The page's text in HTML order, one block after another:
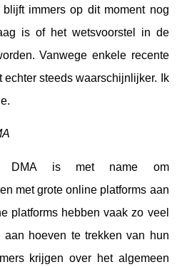
immers op dit moment nog
is of het wetsvoorstel in de
Vanwege enkele recente
steeds waarschijnlijker. Ik
DMA is met name om
met grote online platforms aan
platforms hebben vaak zo veel
hoeven te trekken van hun
krijgen over het algemeen